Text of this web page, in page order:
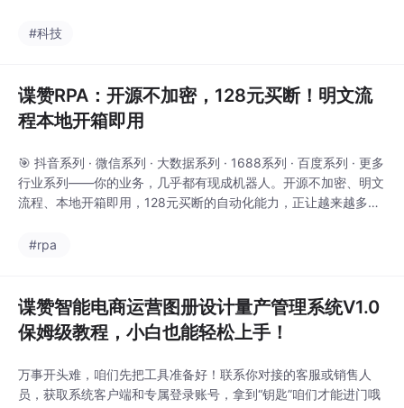
从行业平均的18分钟压
断风险，把黑夜的恐惧
感真正还给黑夜。Chat
GPT等平台日均产生数
的品牌发现，未被管理
的AI舆情中竟有43%包
含负面或错误信息，而
7%的误导扩散，守护品
而是每晚
#科技
谍赞RPA：开源不加密，128元买断！明文流
程本地开箱即用
🎯 抖音系列 · 微信系列 · 大数据系列 · 1688系列 · 百度系列 · 更多
行业系列——你的业务，几乎都有现成机器人。开源不加密、明文
流程、本地开箱即用，128元买断的自动化能力，正让越来越多的
步，离了开发团队就停摆。❌ 其他：年费订阅，越用越贵，5年总
#rpa
谍赞智能电商运营图册设计量产管理系统V1.0
保姆级教程，小白也能轻松上手！
万事开头难，咱们先把工具准备好！联系你对接的客服或销售人
员，获取系统客户端和专属登录账号，拿到“钥匙”咱们才能进门哦